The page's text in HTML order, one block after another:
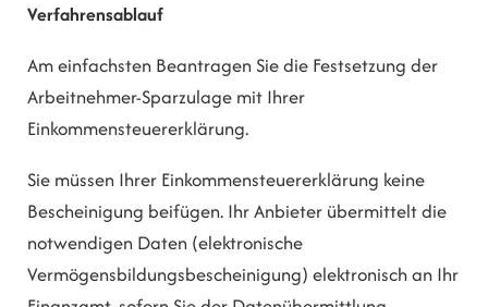
Verfahrensablauf
Am einfachsten Beantragen Sie die Festsetzung der
Arbeitnehmer-Sparzulage mit Ihrer
Einkommensteuererklärung.
Sie müssen Ihrer Einkommensteuererklärung keine
Bescheinigung beifügen. Ihr Anbieter übermittelt die
notwendigen Daten (elektronische
Vermögensbildungsbescheinigung) elektronisch an Ihr